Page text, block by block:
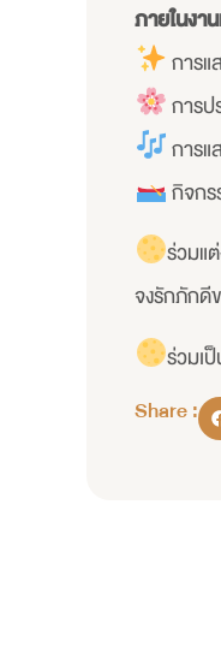
ภายในงา
การ
การป
การ
กิจก
ร่วมแ
จงรักภักดี
ร่วมเ
Share :